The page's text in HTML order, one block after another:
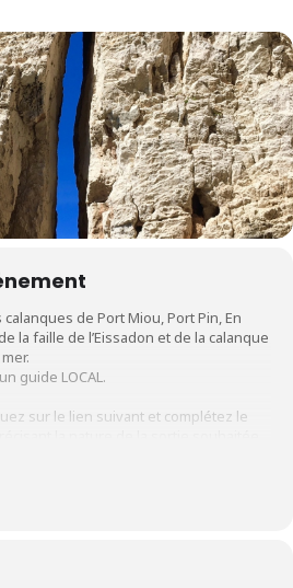
de Port Miou, Port Pin, En
la faille de l’Eissadon et de la calanque
guide LOCAL.
sur le lien suivant et complétez le
cassis-calanques